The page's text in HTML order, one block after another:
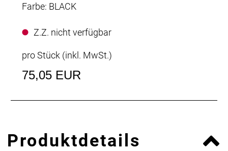
Farbe: BLACK
Z.Z. nicht verfügbar
pro Stück (inkl. MwSt.)
75,05 EUR
Produktdetails